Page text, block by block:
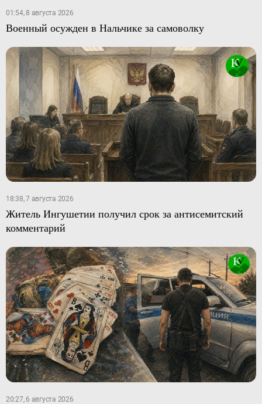
01:54, 8 августа 2026
Военный осужден в Нальчике за самоволку
18:38, 7 августа 2026
Житель Ингушетии получил срок за антисемитский
комментарий
20:27, 6 августа 2026